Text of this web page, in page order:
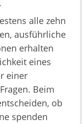
alle zehn
ausführliche
erhalten
eines
einer
Beim
ob
spenden